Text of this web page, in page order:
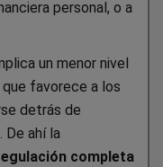
personal, o a
un menor nivel
favorece a los
detrás de
De ahí la
completa